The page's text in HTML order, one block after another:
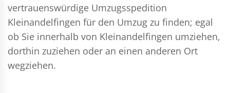
vertrauenswürdige Umzugsspedition
Kleinandelfingen für den Umzug zu finden; egal
ob Sie innerhalb von Kleinandelfingen umziehen,
dorthin zuziehen oder an einen anderen Ort
wegziehen.